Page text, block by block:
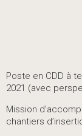
Poste en CDD à
2021 (avec
Mission
chantiers